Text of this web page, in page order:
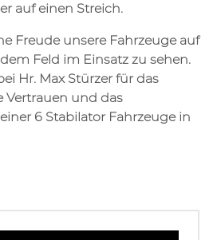
auf einen Streich.
Freude unsere Fahrzeuge auf
Feld im Einsatz zu sehen.
Hr. Max Stürzer für das
und das
6 Stabilator Fahrzeuge in